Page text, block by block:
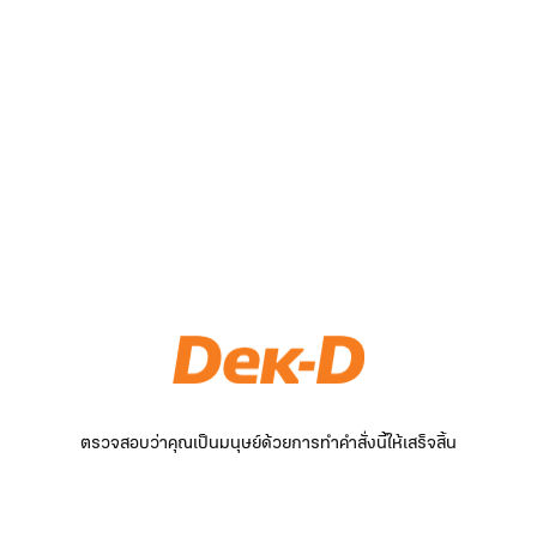
ตรวจสอบว่าคุณเป็นมนุษย์ด้วยการทำคำสั่งนี้ให้เสร็จสิ้น